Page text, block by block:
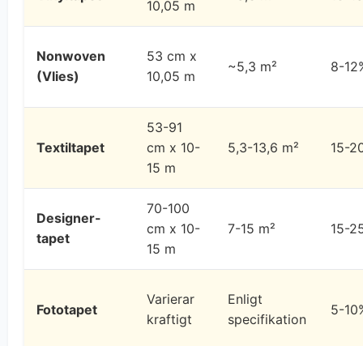
10,05 m
Nonwoven
(Vlies)
53 cm x
10,05 m
~5,3 m² 8-
Textiltapet
53-91
cm x 10-
15 m
5,3-13,6 m² 15-
Designer-
tapet
70-100
cm x 10-
15 m
7-15 m² 15-
Fototapet
Varierar
kraftigt
Enligt
specifikation
5-